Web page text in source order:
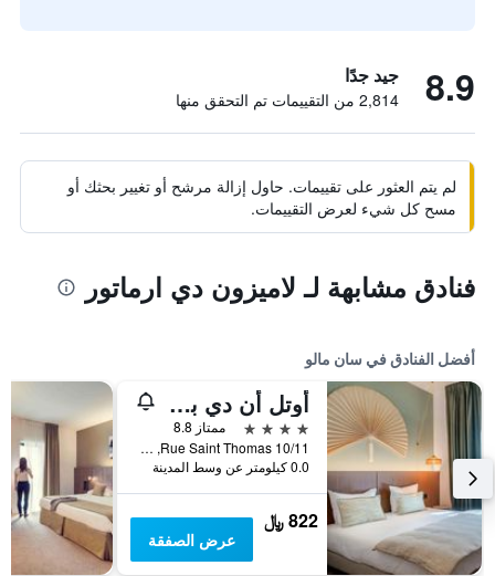
8.9 جيد جدًا
2,814 من التقييمات تم التحقق منها
لم يتم العثور على تقييمات. حاول إزالة مرشح أو تغيير بحثك أو
مسح كل شيء لعرض التقييمات.
فنادق مشابهة لـ لاميزون دي ارماتور
أفضل الفنادق في سان مالو
أوتل أن دي بريتاني
4 نجوم
ممتاز 8.8
10/11 Rue Saint Thomas, سان مالو, منطقة بريتاني, فرنسا
0.0 كيلومتر عن وسط المدينة
822 ﷼
عرض الصفقة